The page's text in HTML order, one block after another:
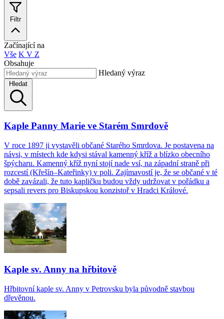
Filtr
Začínající na
Vše K V Z
Obsahuje
Hledaný výraz
Hledat
Kaple Panny Marie ve Starém Smrdově
V roce 1897 ji vystavěli občané Starého Smrdova. Je postavena na
návsi, v místech kde kdysi stával kamenný kříž a blízko obecního
špýcharu. Kamenný kříž nyní stojí nade vsí, na západní straně při
rozcestí (Křešín–Kateřinky) v poli. Zajímavostí je, že se občané v té
době zavázali, že tuto kapličku budou vždy udržovat v pořádku a
sepsali revers pro Biskupskou konzistoř v Hradci Králové.
Kaple sv. Anny na hřbitově
Hřbitovní kaple sv. Anny v Petrovsku byla původně stavbou
dřevěnou.